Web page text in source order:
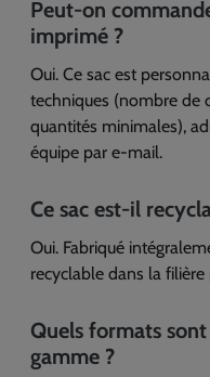
Peut-on
imprimé ?
Oui. Ce sac est
techniques (nombre de
quantités minimales),
équipe par e-mail.
Ce sac est-il
Oui. Fabriqué
recyclable dans la
Quels formats
gamme ?